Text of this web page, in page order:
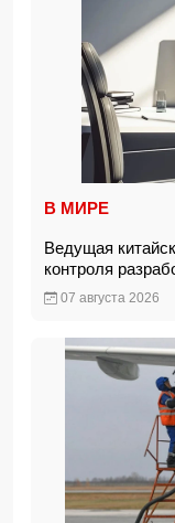
В МИРЕ
Ведущая
контроля
07 августа 2026